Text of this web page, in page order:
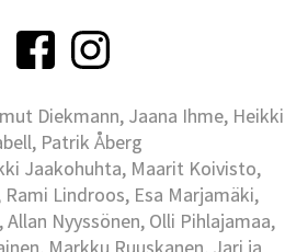
Diekmann, Jaana Ihme, Heikki
Patrik Åberg
Jaakohuhta, Maarit Koivisto,
Lindroos, Esa Marjamäki,
Allan Nyyssönen, Olli Pihlajamaa,